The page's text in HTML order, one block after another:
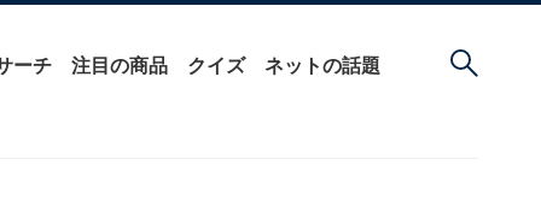
ーチ 注目の商品 クイズ ネットの話題